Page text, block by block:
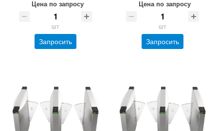
Цена по запросу
шт
Запросить
Цена по запросу
шт
Запросить